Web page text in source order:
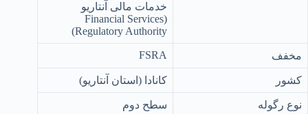
خدمات مالی آنتاریو
(Financial Services
Regulatory Authority)
مخفف FSRA
کشور کانادا (استان آنتاریو)
نوع رگوله سطح دوم